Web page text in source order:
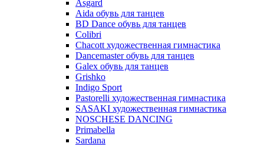
Asgard
Аida обувь для танцев
BD Dance обувь для танцев
Colibri
Chacott художественная гимнастика
Dancemaster обувь для танцев
Galex обувь для танцев
Grishko
Indigo Sport
Pastorelli художественная гимнастика
SASAKI художественная гимнастика
NOSCHESE DANCING
Primabella
Sardana